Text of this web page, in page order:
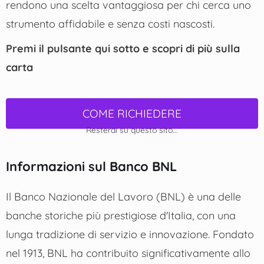
rendono una scelta vantaggiosa per chi cerca uno
strumento affidabile e senza costi nascosti.
Premi il pulsante qui sotto e scopri di più sulla
carta
COME RICHIEDERE
Resterai su questo sito...
Informazioni sul Banco BNL
Il Banco Nazionale del Lavoro (BNL) è una delle
banche storiche più prestigiose d'Italia, con una
lunga tradizione di servizio e innovazione. Fondato
nel 1913, BNL ha contribuito significativamente allo